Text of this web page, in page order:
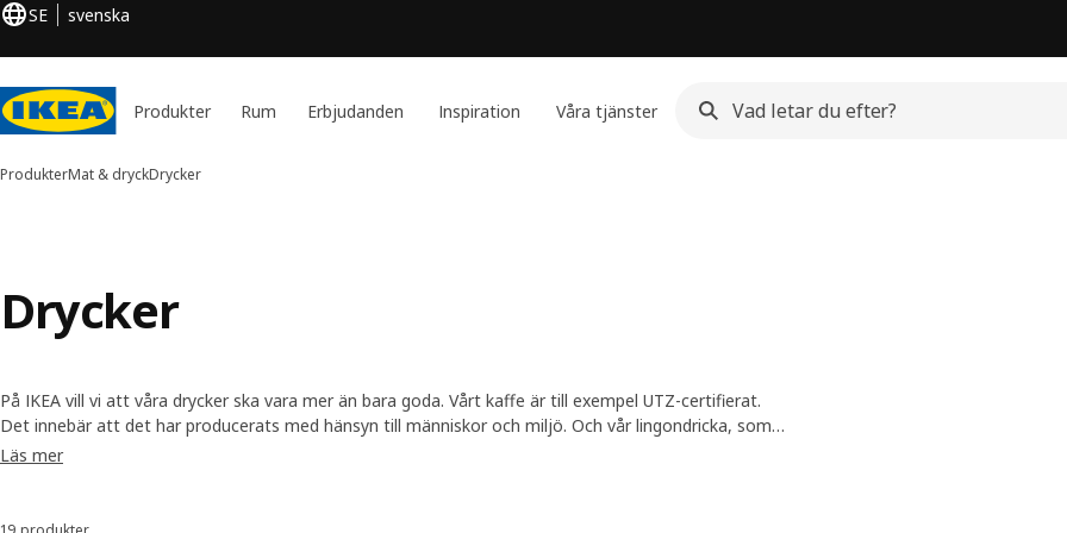
SE svenska
Produkter Rum Erbjudanden Inspiration Våra tjänster
ProdukterMat & dryckDrycker
Drycker
På IKEA vill vi att våra drycker ska vara mer än bara goda. Vårt kaffe är till exempel UTZ-certifierat.
Det innebär att det har producerats med hänsyn till människor och miljö. Och vår lingondricka, som
utöver att ha en perfekt storlek för matlådan, är också ekologisk precis som många av våra drycker.
Läs mer